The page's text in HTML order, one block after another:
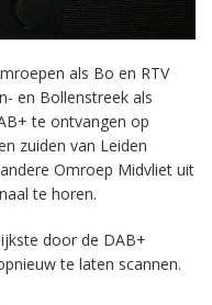
als Bo en RTV
en Bollenstreek als
te ontvangen op
zuiden van Leiden
Omroep Midvliet uit
te horen.
door de DAB+
te laten scannen.